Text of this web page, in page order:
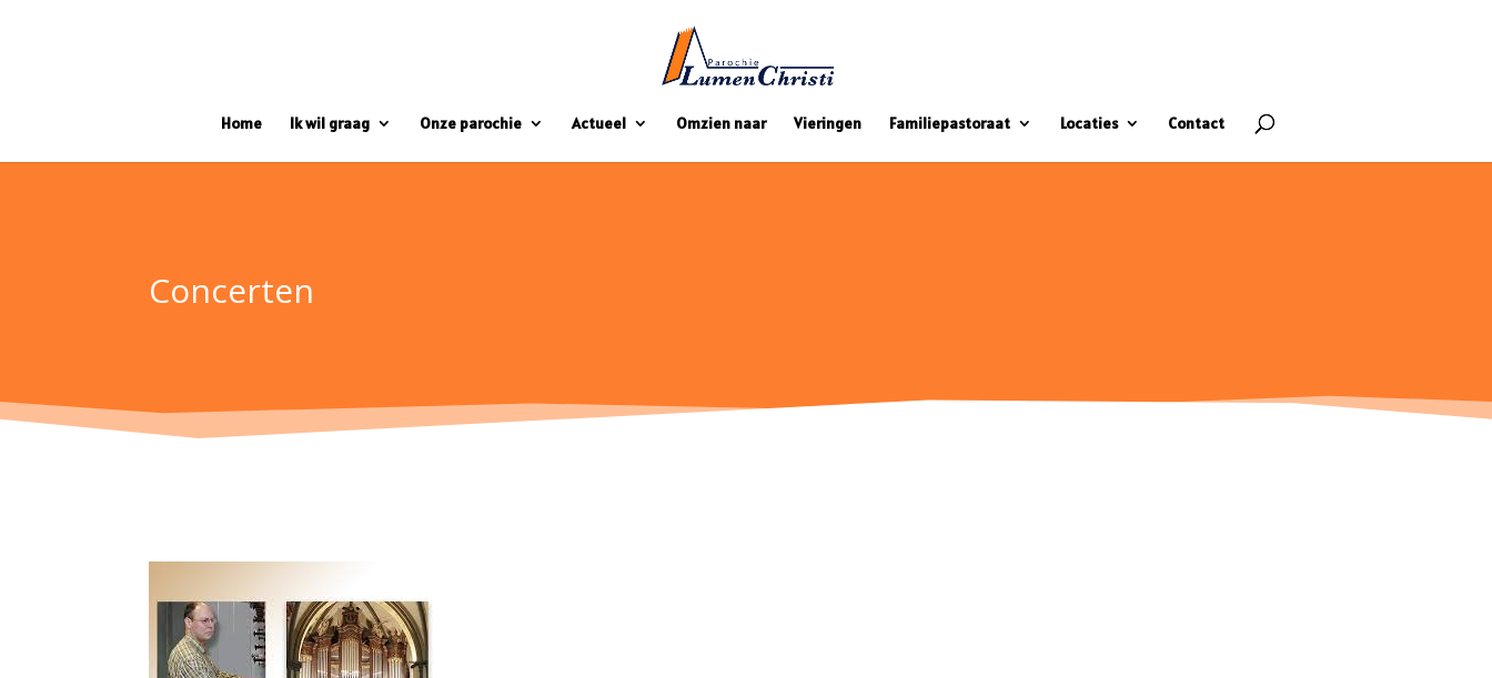
Home Ik wil graag Onze parochie Actueel Omzien naar Vieringen Familiepastoraat Locaties Contact
Concerten